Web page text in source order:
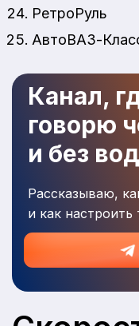
РетроРуль
АвтоВАЗ-
Канал,
говорю
и без
Рассказываю,
и как настроить